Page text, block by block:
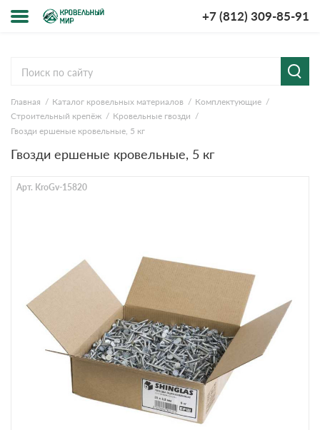
+7 (812) 309-85-91
и
рум
Расчет кровли из
металлочерепицы
Расчет
Расчет софитов
для кровли
Главная Каталог кровельных материалов
Комплектующие
Строительный крепёж
Кровельные гвозди
Гвозди ершеные кровельные, 5 кг
Гвозди ершеные кровельные, 5 кг
Арт. KroGv-15820